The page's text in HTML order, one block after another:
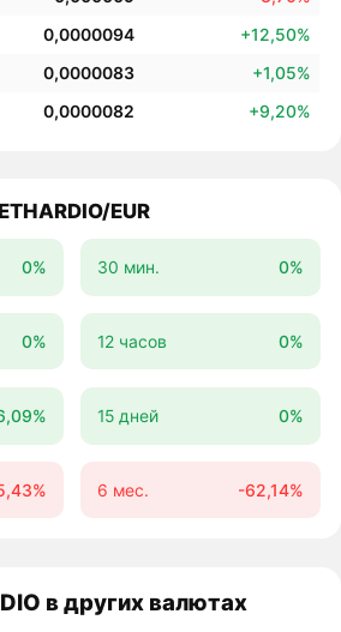
0,0000094 +12,50%
0,0000083 +1,05%
0,0000082 +9,20%
EUR
0% 30 мин. 0%
0% 12 часов 0%
15 дней 0%
6 мес. -62,14%
в других валютах